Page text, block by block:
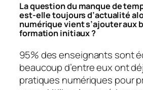
La question du manque de
est-elle toujours d’actualité
numérique vient s’ajouter aux
formation initiaux ?
95% des enseignants sont
beaucoup d’entre eux ont
pratiques numériques pour